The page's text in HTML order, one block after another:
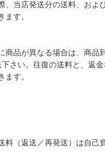
、当店発送分の送料、およ
ます。
商品が異なる場合は、商品
さい。往復の送料と、返
ます。
料（返送／再発送）は自己